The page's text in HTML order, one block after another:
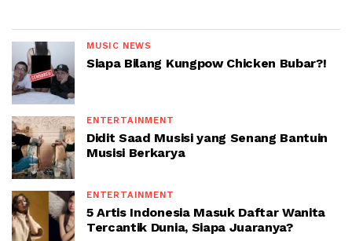
MUSIC NEWS
Siapa Bilang Kungpow Chicken Bubar?!
ENTERTAINMENT
Didit Saad Musisi yang Senang Bantuin
Musisi Berkarya
ENTERTAINMENT
5 Artis Indonesia Masuk Daftar Wanita
Tercantik Dunia, Siapa Juaranya?